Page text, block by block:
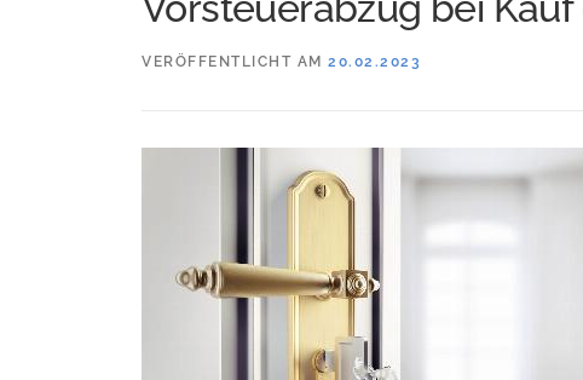
VERÖFFENTLICHT AM 20.02.2023